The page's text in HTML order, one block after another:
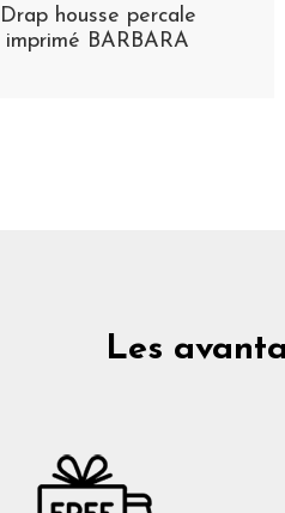
Drap housse percale
imprimé BARBARA
Les